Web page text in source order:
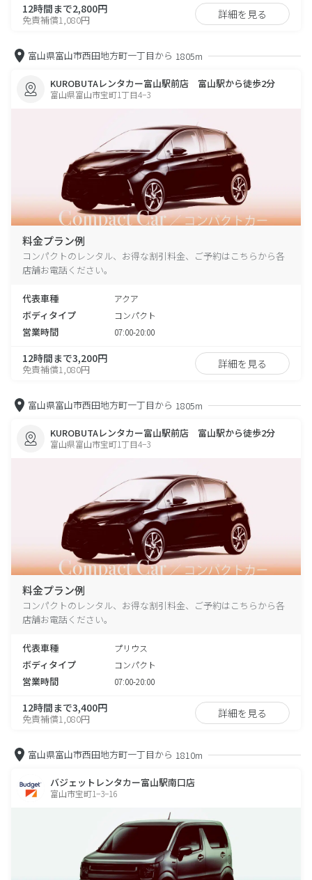
12時間まで2,800円
免責補償1,080円 詳細を見る
富山県富山市西田地方町一丁目から 1805m
KUROBUTAレンタカー富山駅前店 富山駅から徒歩2分
富山県富山市宝町1丁目4−3
料金プラン例
コンパクトのレンタル、お得な割引料金、ご予約はこちらから各
店舗お電話ください。
代表車種 アクア
ボディタイプ コンパクト
営業時間 07:00-20:00
12時間まで3,200円
免責補償1,080円 詳細を見る
富山県富山市西田地方町一丁目から 1805m
KUROBUTAレンタカー富山駅前店 富山駅から徒歩2分
富山県富山市宝町1丁目4−3
料金プラン例
コンパクトのレンタル、お得な割引料金、ご予約はこちらから各
店舗お電話ください。
代表車種 プリウス
ボディタイプ コンパクト
営業時間 07:00-20:00
12時間まで3,400円
免責補償1,080円 詳細を見る
富山県富山市西田地方町一丁目から 1810m
バジェットレンタカー富山駅南口店
富山市宝町1−3−16